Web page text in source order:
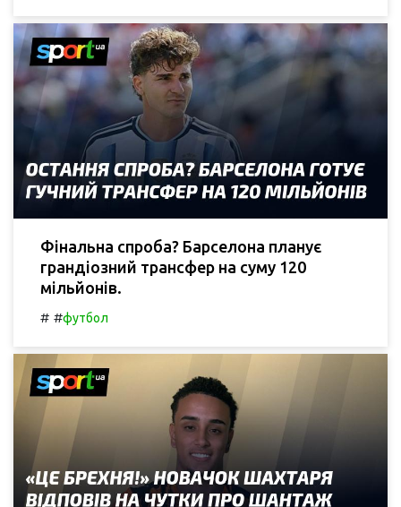
Фінальна спроба? Барселона планує
грандіозний трансфер на суму 120
мільйонів.
# #футбол